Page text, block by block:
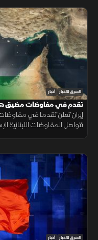
الشرق للأخبار أخبار
تقدم في مفاوضات مضيق
إيران تعلن تقدما في مفاوضات
تتواصل المفاوضات اللبنانية
الشرق للأخبار أخبار